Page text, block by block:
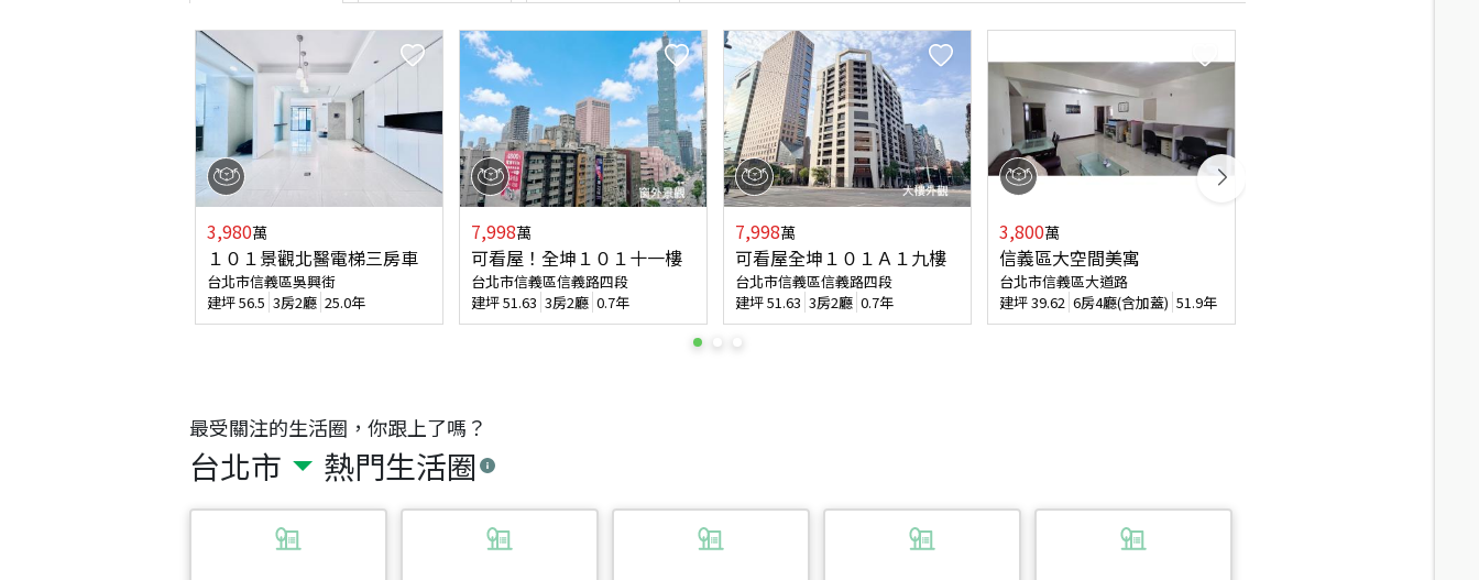
最受關注的生活圈，你跟上了嗎？
台北市 熱門生活圈
3,980萬
１０１景觀北醫電梯三房車
台北市信義區吳興街
建坪56.5 3房2廳 25.0年
7,998萬
可看屋！全坤１０１十一樓
台北市信義區信義路四段
建坪51.63 3房2廳 0.7年
7,998萬
可看屋全坤１０１Ａ１九樓
台北市信義區信義路四段
建坪51.63 3房2廳 0.7年
3,800萬
信義區大空間美寓
台北市信義區大道路
建坪39.62 6房4廳(含加蓋) 51.9年